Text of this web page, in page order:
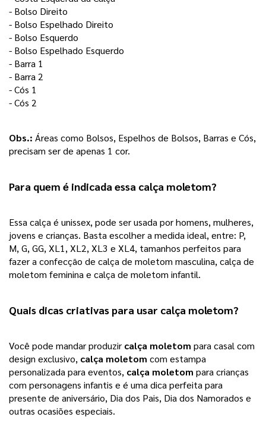
- Bolso Direito
- Bolso Espelhado Direito
- Bolso Esquerdo
- Bolso Espelhado Esquerdo
- Barra 1
- Barra 2
- Cós 1
- Cós 2
Obs.: Áreas como Bolsos, Espelhos de Bolsos, Barras e Cós,
precisam ser de apenas 1 cor.
Para quem é indicada essa calça moletom?
Essa calça é unissex, pode ser usada por homens, mulheres,
jovens e crianças. Basta escolher a medida ideal, entre: P,
M, G, GG, XL1, XL2, XL3 e XL4, tamanhos perfeitos para
fazer a confecção de calça de moletom masculina, calça de
moletom feminina e calça de moletom infantil.
Quais dicas criativas para usar calça moletom?
Você pode mandar produzir calça moletom para casal com
design exclusivo, calça moletom com estampa
personalizada para eventos, calça moletom para crianças
com personagens infantis e é uma dica perfeita para
presente de aniversário, Dia dos Pais, Dia dos Namorados e
outras ocasiões especiais.